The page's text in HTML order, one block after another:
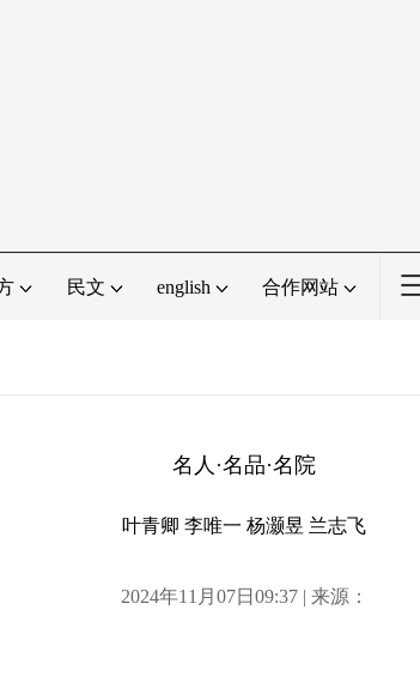
民文 english 合作网站
名人·名品·名院
叶青卿 李唯一 杨灏昱 兰志飞
2024年11月07日09:37 | 来源：